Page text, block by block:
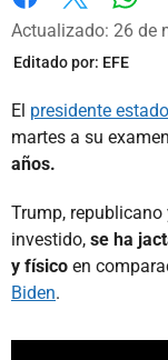
Facebook
X
Actualizado: 26 de
Editado por: EFE
El presidente
martes a su
años.
Trump,
investido, se ha
y físico en
Biden.